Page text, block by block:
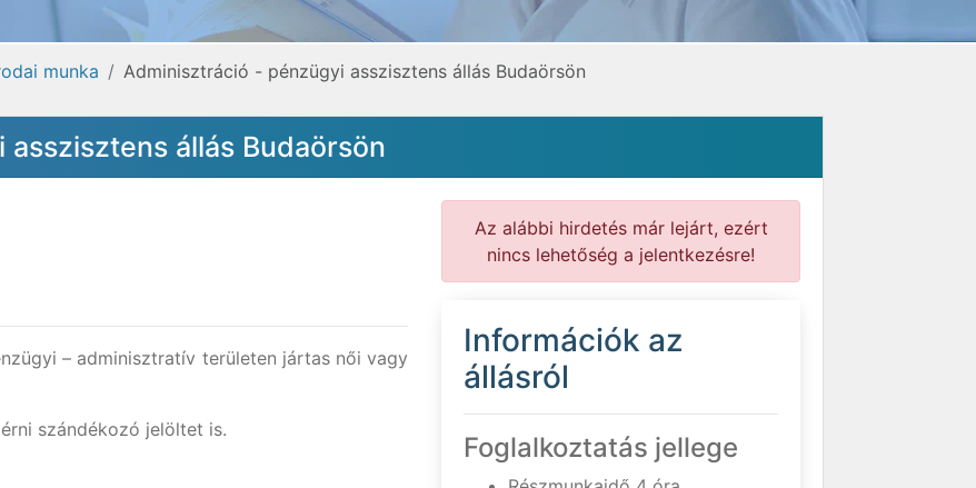
munka Adminisztráció - pénzügyi asszisztens állás Budaörsön
állás Budaörsön
– adminisztratív területen jártas női vagy
szándékozó jelöltet is.
Az alábbi hirdetés már lejárt, ezért
nincs lehetőség a jelentkezésre!
Információk az
állásról
Foglalkoztatás jellege